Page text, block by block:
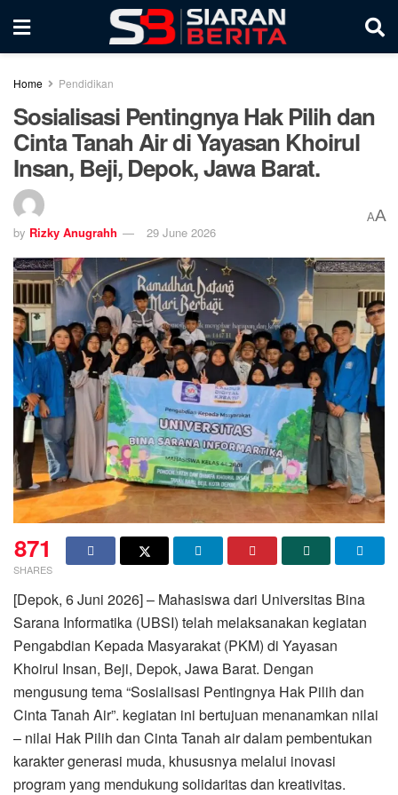
Home Pendidikan
Sosialisasi Pentingnya Hak Pilih dan
Cinta Tanah Air di Yayasan Khoirul
Insan, Beji, Depok, Jawa Barat.
by Rizky Anugrahh 29 June 2026
AA
871
SHARES
[Depok, 6 Juni 2026] – Mahasiswa dari Universitas Bina
Sarana Informatika (UBSI) telah melaksanakan kegiatan
Pengabdian Kepada Masyarakat (PKM) di Yayasan
Khoirul Insan, Beji, Depok, Jawa Barat. Dengan
mengusung tema “Sosialisasi Pentingnya Hak Pilih dan
Cinta Tanah Air”. kegiatan ini bertujuan menanamkan nilai
– nilai Hak Pilih dan Cinta Tanah air dalam pembentukan
karakter generasi muda, khususnya melalui inovasi
program yang mendukung solidaritas dan kreativitas.